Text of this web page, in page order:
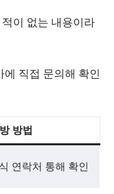
이 없는 내용이라
직접 문의해 확인
방법
연락처 통해 확인